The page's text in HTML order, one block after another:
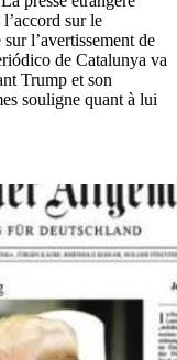
sur le
l’avertissement de
de Catalunya va
Trump et son
souligne quant à lui